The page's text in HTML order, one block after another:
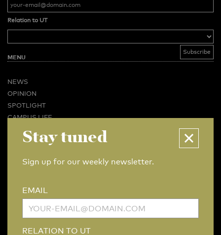
Relation to UT
MENU
NEWS
OPINION
SPOTLIGHT
CAMPUS LIFE
BUSINESS & CAREER
CONTACT
ARCHIVE
MORE
Stay tuned
Sign up for our weekly newsletter.
EMAIL
RELATION TO UT